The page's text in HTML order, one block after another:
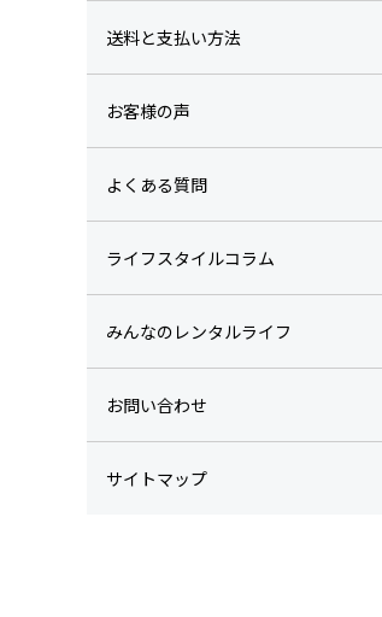
送料と支払い方法
お客様の声
よくある質問
ライフスタイルコラム
みんなのレンタルライフ
お問い合わせ
サイトマップ